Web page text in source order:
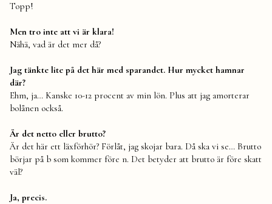
Topp!
Men tro inte att vi är klara!
Nähä, vad är det mer då?
Jag tänkte lite på det här med sparandet. Hur mycket hamnar
där?
Ehm, ja… Kanske 10-12 procent av min lön. Plus att jag amorterar
bolånen också.
Är det netto eller brutto?
Är det här ett läxförhör? Förlåt, jag skojar bara. Då ska vi se… Brutto
börjar på b som kommer före n. Det betyder att brutto är före skatt
väl?
Ja, precis.